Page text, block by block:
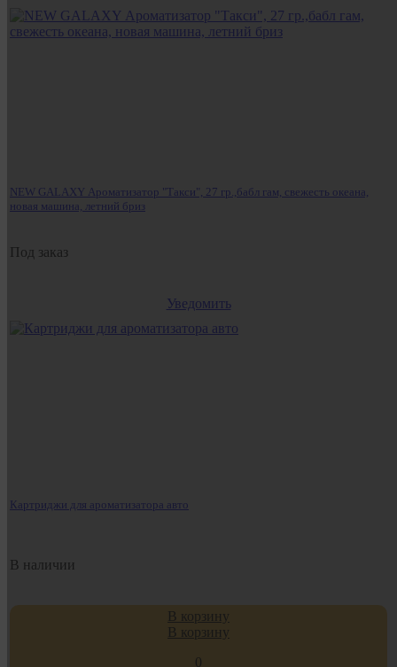
NEW GALAXY Ароматизатор "Такси", 27 гр.,бабл гам, свежесть океана,
новая машина, летний бриз
Под заказ
Уведомить
Картриджи для ароматизатора авто
В наличии
В корзину
В корзину
0